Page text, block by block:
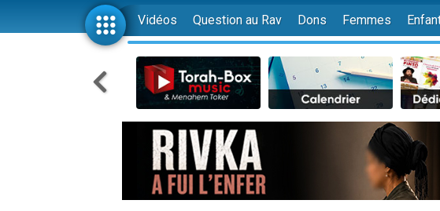
3 personnes viennent de
13 personnes viennent de
2 personnes viennent de nous
30 personnes viennent de
Il reste 49 places pour
12 nouvelles musiques
3 personnes viennent de nous
2 personnes viennent de nous
3 personnes viennent de nous
Vidéos Question au Rav Dons Femmes